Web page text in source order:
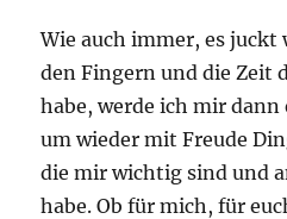
Wie auch immer, es juckt
den Fingern und die Zeit
habe, werde ich mir
um wieder mit Freude
die mir wichtig sind und
habe. Ob für mich, für